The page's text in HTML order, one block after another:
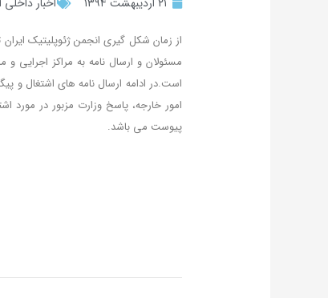
از زمان شکل­ گیری انجمن ژئوپلیتیک
مسئولان و ارسال نامه به مراکز اجرایی و
است.در ادامه ارسال نامه های اشتغال و
امور خارجه، پاسخ وزارت مزبور در مورد
پیوست می باشد.